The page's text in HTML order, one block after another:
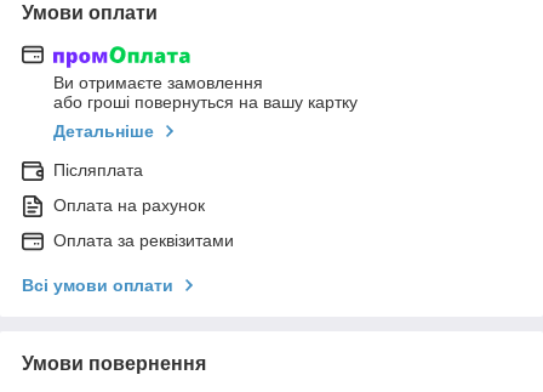
Умови оплати
Ви отримаєте замовлення
або гроші повернуться на вашу картку
Детальніше
Післяплата
Оплата на рахунок
Оплата за реквізитами
Всі умови оплати
Умови повернення